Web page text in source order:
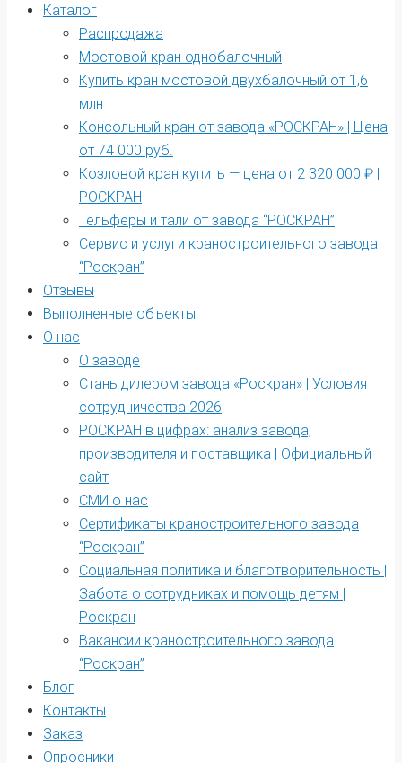
Каталог
Распродажа
Мостовой кран однобалочный
Купить кран мостовой двухбалочный от 1,6
млн
Консольный кран от завода «РОСКРАН» | Цена
от 74 000 руб.
Козловой кран купить — цена от 2 320 000 ₽ |
РОСКРАН
Тельферы и тали от завода “РОСКРАН”
Сервис и услуги краностроительного завода
“Роскран”
Отзывы
Выполненные объекты
О нас
О заводе
Стань дилером завода «Роскран» | Условия
сотрудничества 2026
РОСКРАН в цифрах: анализ завода,
производителя и поставщика | Официальный
сайт
СМИ о нас
Сертификаты краностроительного завода
“Роскран”
Социальная политика и благотворительность |
Забота о сотрудниках и помощь детям |
Роскран
Вакансии краностроительного завода
“Роскран”
Блог
Контакты
Заказ
Опросники